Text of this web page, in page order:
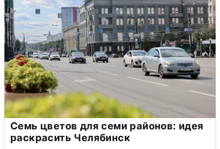
Семь цветов для семи районов: идея
раскрасить Челябинск